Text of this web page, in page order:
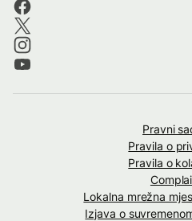
Pravni
Pravila o
Pravila o
Lokalna mrežna
Izjava o